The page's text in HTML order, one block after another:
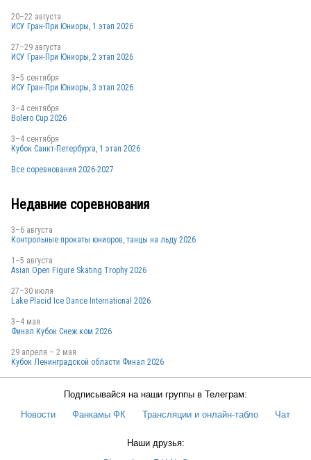
RUS
RUS
RUS
RUS
RUS
RUS
20–22 августа
ИСУ Гран-При Юниоры, 1 этап 2026
27–29 августа
ИСУ Гран-При Юниоры, 2 этап 2026
3–5 сентября
ИСУ Гран-При Юниоры, 3 этап 2026
3–4 сентября
Bolero Cup 2026
3–4 сентября
Кубок Санкт-Петербурга, 1 этап 2026
Все соревнования 2026-2027
Недавние соревнования
3–6 августа
Контрольные прокаты юниоров, танцы на льду 2026
1–5 августа
Asian Open Figure Skating Trophy 2026
27–30 июля
Lake Placid Ice Dance International 2026
3–4 мая
Финал Кубок Снеж.ком 2026
29 апреля – 2 мая
Кубок Ленинградской области Финал 2026
Подписывайся на наши группы в Телеграм:
Новости
Фанкамы ФК Трансляции и онлайн-табло Чат
Наши друзья: